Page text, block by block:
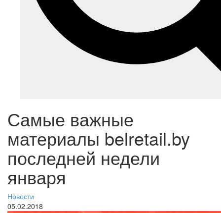
Самые важные
материалы belretail.by
последней недели
января
Новости
05.02.2018